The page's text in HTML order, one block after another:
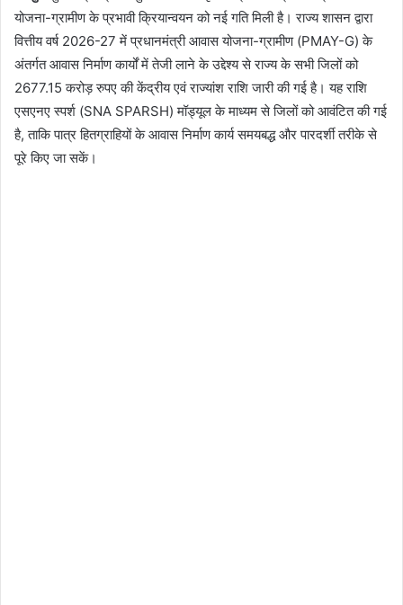
योजना-ग्रामीण के प्रभावी क्रियान्वयन को नई गति मिली है। राज्य शासन द्वारा
वित्तीय वर्ष 2026-27 में प्रधानमंत्री आवास योजना-ग्रामीण (PMAY-G) के
अंतर्गत आवास निर्माण कार्यों में तेजी लाने के उद्देश्य से राज्य के सभी जिलों को
2677.15 करोड़ रुपए की केंद्रीय एवं राज्यांश राशि जारी की गई है। यह राशि
एसएनए स्पर्श (SNA SPARSH) मॉड्यूल के माध्यम से जिलों को आवंटित की गई
है, ताकि पात्र हितग्राहियों के आवास निर्माण कार्य समयबद्ध और पारदर्शी तरीके से
पूरे किए जा सकें।